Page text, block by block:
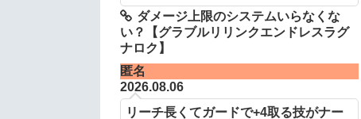
ダメージ上限のシステムいらなくな
い？【グラブルリリンクエンドレスラグ
ナロク】
匿名
2026.08.06
リーチ長くてガードで+4取る技がナー